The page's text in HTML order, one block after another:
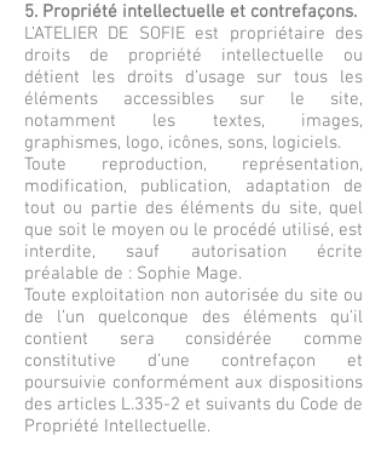
5. Propriété intellectuelle et contrefaçons.
L’ATELIER DE SOFIE est propriétaire des
droits de propriété intellectuelle ou
détient les droits d’usage sur tous les
éléments accessibles sur le site,
notamment les textes, images,
graphismes, logo, icônes, sons, logiciels.
Toute reproduction, représentation,
modification, publication, adaptation de
tout ou partie des éléments du site, quel
que soit le moyen ou le procédé utilisé, est
interdite, sauf autorisation écrite
préalable de : Sophie Mage.
Toute exploitation non autorisée du site ou
de l’un quelconque des éléments qu’il
contient sera considérée comme
constitutive d’une contrefaçon et
poursuivie conformément aux dispositions
des articles L.335-2 et suivants du Code de
Propriété Intellectuelle.